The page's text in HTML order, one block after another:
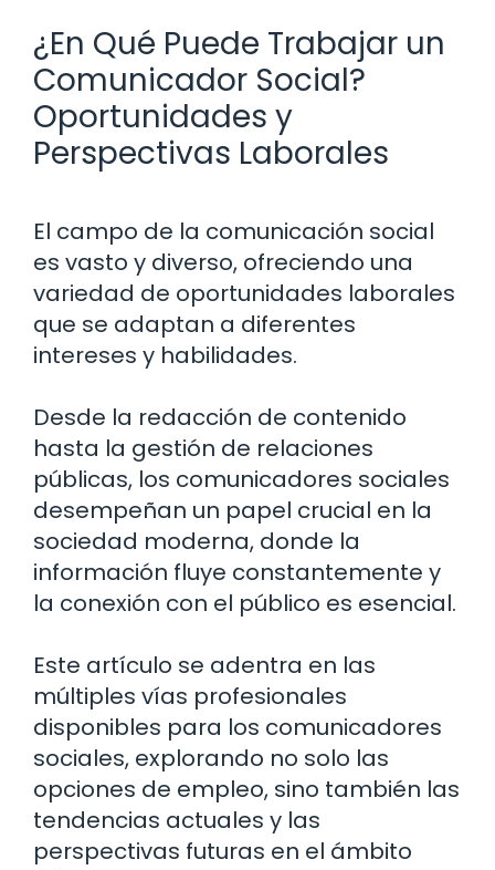
¿En Qué Puede Trabajar un
Comunicador Social?
Oportunidades y
Perspectivas Laborales
El campo de la comunicación social
es vasto y diverso, ofreciendo una
variedad de oportunidades laborales
que se adaptan a diferentes
intereses y habilidades.
Desde la redacción de contenido
hasta la gestión de relaciones
públicas, los comunicadores sociales
desempeñan un papel crucial en la
sociedad moderna, donde la
información fluye constantemente y
la conexión con el público es esencial.
Este artículo se adentra en las
múltiples vías profesionales
disponibles para los comunicadores
sociales, explorando no solo las
opciones de empleo, sino también las
tendencias actuales y las
perspectivas futuras en el ámbito